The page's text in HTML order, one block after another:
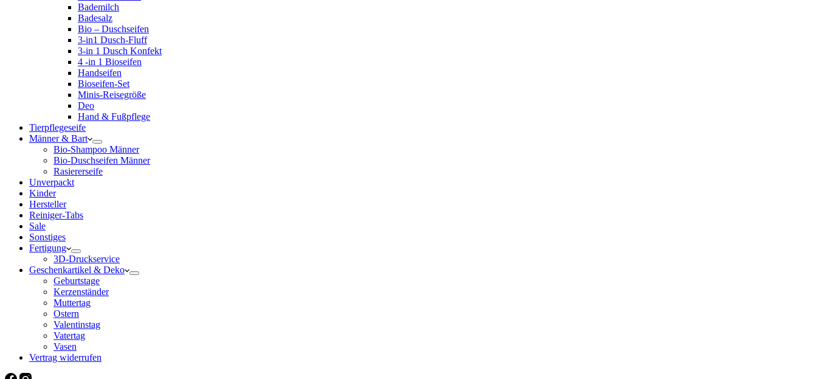
Bademilch
Badesalz
Bio – Duschseifen
3-in1 Dusch-Fluff
3-in 1 Dusch Konfekt
4 -in 1 Bioseifen
Handseifen
Bioseifen-Set
Minis-Reisegröße
Deo
Hand & Fußpflege
Tierpflegeseife
Männer & Bart
Bio-Shampoo Männer
Bio-Duschseifen Männer
Rasiererseife
Unverpackt
Kinder
Hersteller
Reiniger-Tabs
Sale
Sonstiges
Fertigung
3D-Druckservice
Geschenkartikel & Deko
Geburtstage
Kerzenständer
Muttertag
Ostern
Valentinstag
Vatertag
Vasen
Vertrag widerrufen